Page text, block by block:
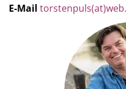
E-Mail